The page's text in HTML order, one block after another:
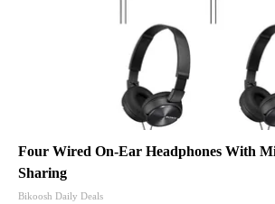
Four Wired On-Ear Headphones With
Sharing
Bikoosh Daily Deals